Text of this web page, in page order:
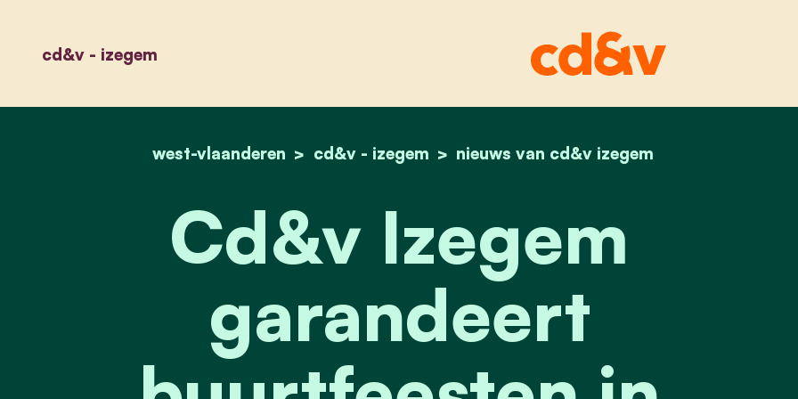
cd&v - izegem
home
west-vlaanderen cd&v - izegem nieuws van cd&v izegem
cd&v izegem garandeert buurtfeesten in
Cd&v Izegem
garandeert